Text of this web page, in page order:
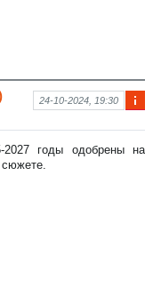
фо
аци
24-10-2024, 19:30
2027 годы одобрены на